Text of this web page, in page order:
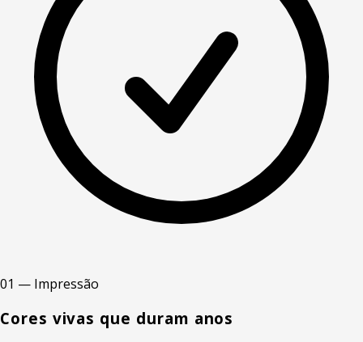
01 — Impressão
Cores vivas que duram anos